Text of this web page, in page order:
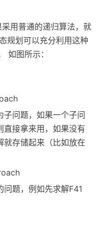
用普通的递归算法，就
规划可以充分利用这种
如图所示：
子问题，如果一个子问
直接拿来用，如果没有
就存储起来（比如放在
问题，例如先求解F41